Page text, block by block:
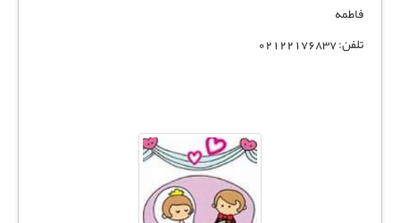
فاطمه
تلفن: 02122176837